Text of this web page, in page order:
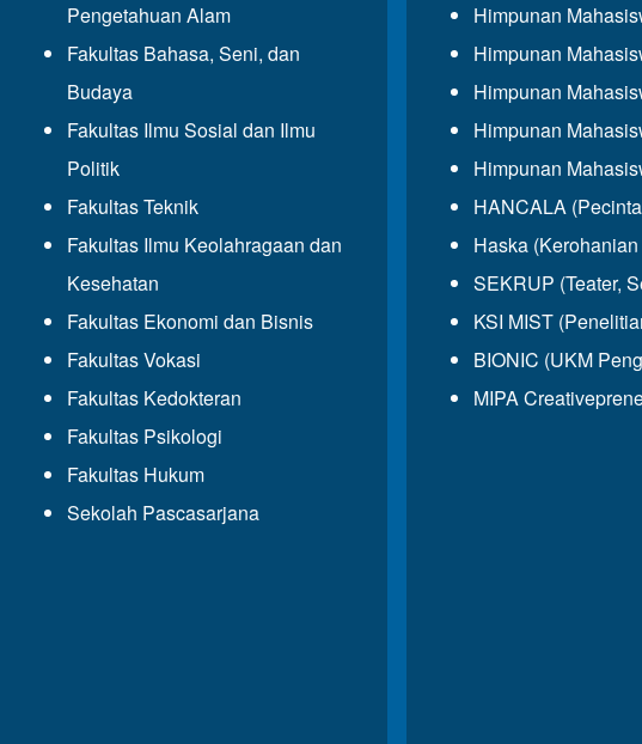
Pengetahuan Alam
Fakultas Bahasa, Seni, dan
Budaya
Fakultas Ilmu Sosial dan Ilmu
Politik
Fakultas Teknik
Fakultas Ilmu Keolahragaan dan
Kesehatan
Fakultas Ekonomi dan Bisnis
Fakultas Vokasi
Fakultas Kedokteran
Fakultas Psikologi
Fakultas Hukum
Sekolah Pascasarjana
Himpunan
Himpunan
Himpunan
Himpunan
Himpunan
HANCALA
Haska
SEKRUP (Teater,
KSI MIST
BIONIC (UKM
MIPA